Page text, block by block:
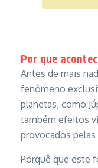
Por que
Antes de mais
fenômeno
planetas, como
também efeitos
provocados pelas
Porquê que este